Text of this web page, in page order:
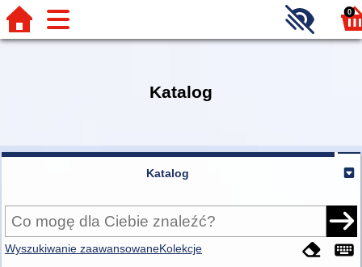
0
Katalog
Katalog
Wyszukiwanie zaawansowaneKolekcje